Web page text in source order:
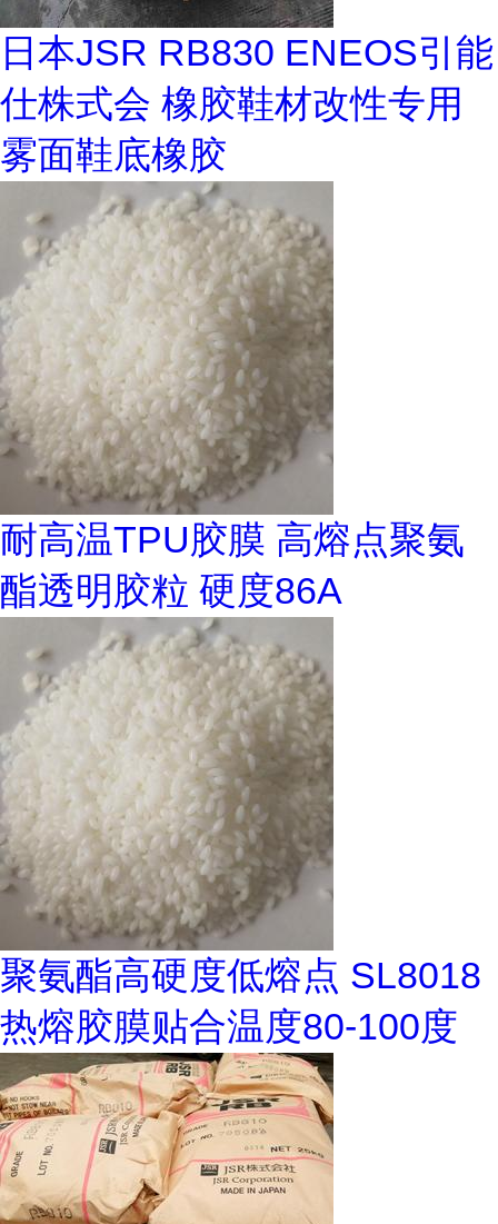
日本JSR RB830 ENEOS引能
仕株式会 橡胶鞋材改性专用
雾面鞋底橡胶
耐高温TPU胶膜 高熔点聚氨
酯透明胶粒 硬度86A
聚氨酯高硬度低熔点 SL8018
热熔胶膜贴合温度80-100度